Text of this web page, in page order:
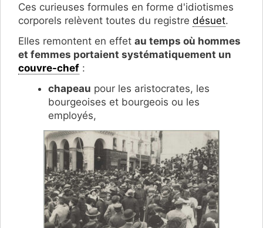
Ces curieuses formules en forme d'idiotismes
corporels relèvent toutes du registre désuet.
Elles remontent en effet au temps où hommes
et femmes portaient systématiquement un
couvre-chef :
chapeau pour les aristocrates, les
bourgeoises et bourgeois ou les
employés,